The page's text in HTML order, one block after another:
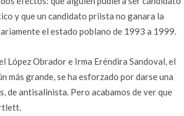
y que un candidato priista no ganara la
el estado poblano de 1993 a 1999.
López Obrador e Irma Eréndira Sandoval, el
más grande, se ha esforzado por darse una
de antisalinista. Pero acabamos de ver que